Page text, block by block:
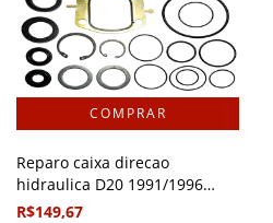
Reparo caixa direcao
hidraulica D20 1991/1996
Caixa marca DHB
R$149,67